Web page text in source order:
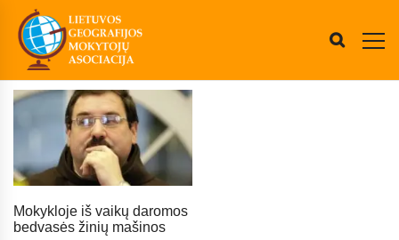
Mokykloje iš vaikų daromos
bedvasės žinių mašinos